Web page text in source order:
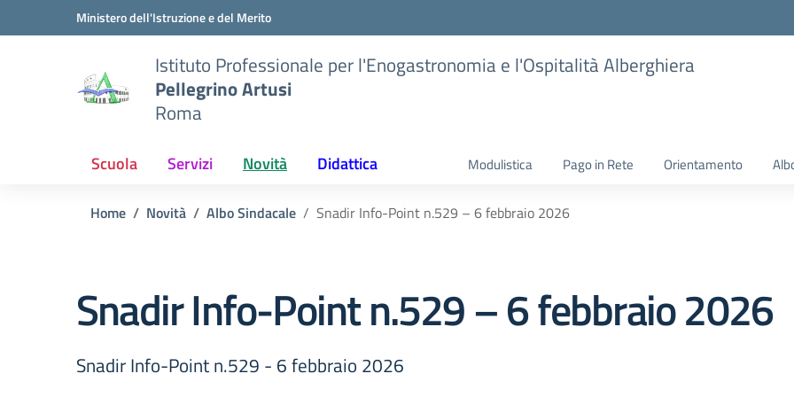
Vai ai contenuti
Vai al menu di navigazioneMinistero dell'Istruzione e del Merito
Istituto Professionale per l'Enogastronomia e l'Ospitalità Alberghiera
Pellegrino Artusi
Roma
Scuola Servizi Novità Didattica Modulistica Pago in Rete Orientamento
Home Novità Albo Sindacale Snadir Info-Point n.529 – 6 febbraio 2026
Snadir Info-Point n.529 – 6 febbraio 2026
Snadir Info-Point n.529 - 6 febbraio 2026